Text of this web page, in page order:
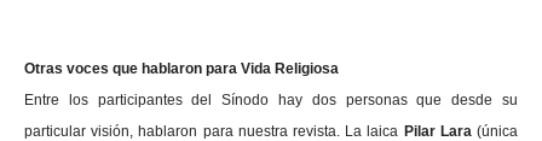
Otras voces que hablaron para Vida Religiosa
Entre los participantes del Sínodo hay dos personas que desde su
particular visión, hablaron para nuestra revista. La laica Pilar Lara(única